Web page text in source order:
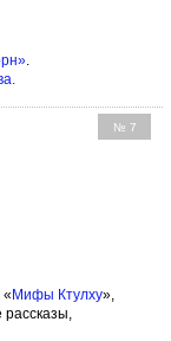
.
.
№ 7
«Мифы Ктулху»,